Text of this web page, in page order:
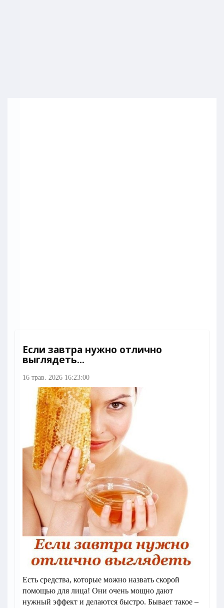
Если завтра нужно отлично
выглядеть...
16 трав. 2026 16:23:00
Есть средства, которые можно назвать скорой
помощью для лица! Они очень мощно дают
нужный эффект и делаются быстро. Бывает такое –